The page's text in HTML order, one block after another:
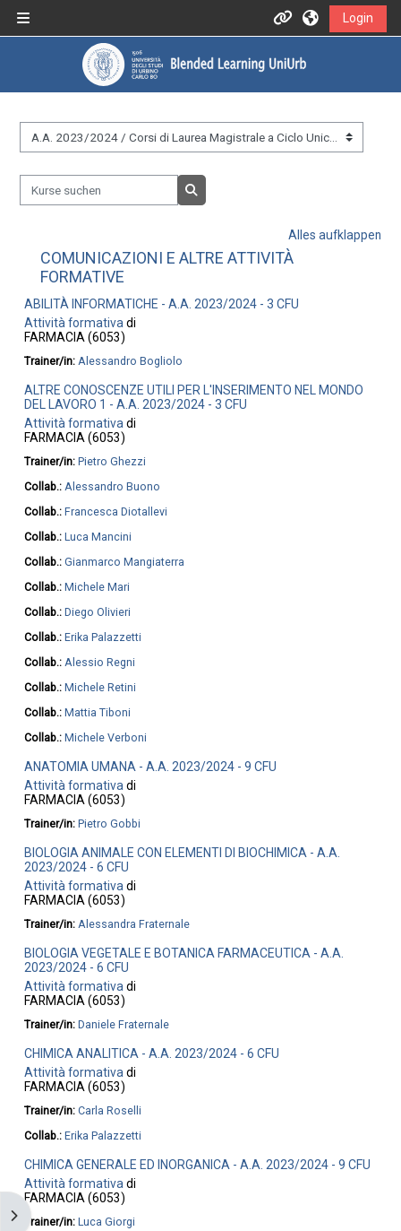
Informazioni
Informazioni generali
Istruzioni per docenti
Istruzioni per studenti
Contatti
Portale UniUrb
Login
Blockleiste öffnen
Kursbereiche
Kurse suchen
Alles aufklappen
COMUNICAZIONI E ALTRE ATTIVITÀ
FORMATIVE
ABILITÀ INFORMATICHE - A.A. 2023/2024 - 3 CFU
Attività formativadi
FARMACIA (6053)
Trainer/in:Alessandro Bogliolo
ALTRE CONOSCENZE UTILI PER L'INSERIMENTO NEL MONDO
DEL LAVORO 1 - A.A. 2023/2024 - 3 CFU
Attività formativadi
FARMACIA (6053)
Trainer/in:Pietro Ghezzi
Collab.:Alessandro Buono
Collab.:Francesca Diotallevi
Collab.:Luca Mancini
Collab.:Gianmarco Mangiaterra
Collab.:Michele Mari
Collab.:Diego Olivieri
Collab.:Erika Palazzetti
Collab.:Alessio Regni
Collab.:Michele Retini
Collab.:Mattia Tiboni
Collab.:Michele Verboni
ANATOMIA UMANA - A.A. 2023/2024 - 9 CFU
Attività formativadi
FARMACIA (6053)
Trainer/in:Pietro Gobbi
BIOLOGIA ANIMALE CON ELEMENTI DI BIOCHIMICA - A.A.
2023/2024 - 6 CFU
Attività formativadi
FARMACIA (6053)
Trainer/in:Alessandra Fraternale
BIOLOGIA VEGETALE E BOTANICA FARMACEUTICA - A.A.
2023/2024 - 6 CFU
Attività formativadi
FARMACIA (6053)
Trainer/in:Daniele Fraternale
CHIMICA ANALITICA - A.A. 2023/2024 - 6 CFU
Attività formativadi
FARMACIA (6053)
Trainer/in:Carla Roselli
Collab.:Erika Palazzetti
CHIMICA GENERALE ED INORGANICA - A.A. 2023/2024 - 9 CFU
Attività formativadi
FARMACIA (6053)
Trainer/in:Luca Giorgi